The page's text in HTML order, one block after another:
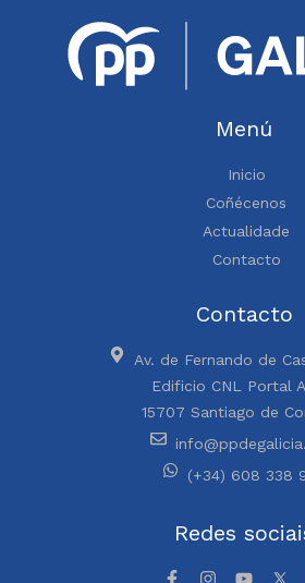
Menú
Inicio
Coñécenos
Actualidade
Contacto
Contacto
Av. de Fernando de
Edificio CNL Portal
15707 Santiago de
(+34) 608 338
Redes